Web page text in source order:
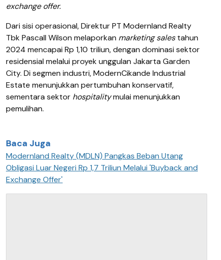
exchange offer.
Dari sisi operasional,Direktur PT Modernland Realty
TbkPascall Wilson melaporkan marketing salestahun
2024 mencapai Rp 1,10 triliun, dengan dominasi sektor
residensial melalui proyek unggulan Jakarta Garden
City. Di segmen industri, ModernCikande Industrial
Estate menunjukkan pertumbuhan konservatif,
sementara sektor hospitalitymulai menunjukkan
pemulihan.
Baca Juga
Modernland Realty (MDLN) Pangkas Beban Utang
Obligasi Luar Negeri Rp 1,7 Triliun Melalui 'Buyback and
Exchange Offer'